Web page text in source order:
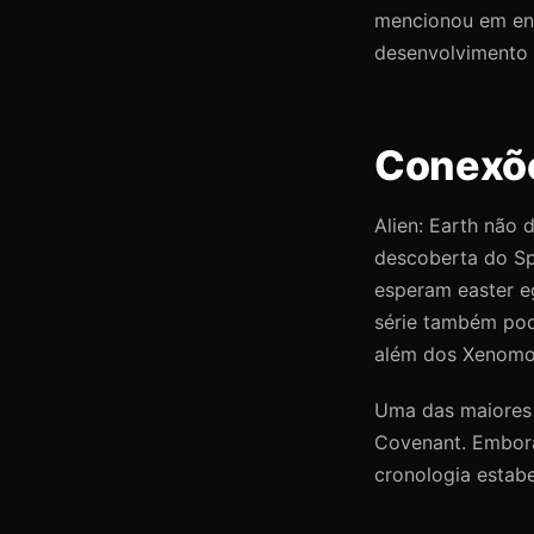
mencionou em
Alien: Earth não
descoberta do
esperam easter
série também
além dos
Uma das
Covenant.
cronologia